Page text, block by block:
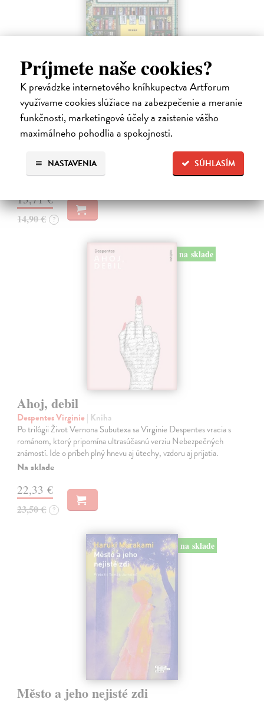
Príjmete naše cookies?
K prevádzke internetového kníhkupectva Artforum
využívame cookies slúžiace na zabezpečenie a meranie
funkčnosti, marketingové účely a zaistenie vášho
maximálneho pohodlia a spokojnosti.
SÚHLASÍM
NASTAVENIA
Dni v kníhkupectve Morisaki
Jagisawa Satoshi
| Kniha
Dvadsaťpäťročná Takako si žila pomerne bezstarostne až do dňa, keď
jej priateľ Hideaki, za ktorého sa chcela vydať, len tak mimochodom
oznámi, že ju podvádza a žení sa s inou. Jej život sa zrazu rúca.
Na sklade
13,71 €
14,90 € ?
na sklade
Ahoj, debil
Despentes Virginie | Kniha
Po trilógii Život Vernona Subutexa sa Virginie Despentes vracia s
románom, ktorý pripomína ultrasúčasnú verziu Nebezpečných
známostí. Ide o príbeh plný hnevu aj útechy, vzdoru aj prijatia.
Na sklade
22,33 €
23,50 € ?
na sklade
Město a jeho nejisté zdi